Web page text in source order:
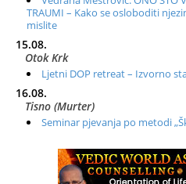
TRAUMI – Kako se osloboditi
mislite
15.08.
Otok Krk
Ljetni DOP retreat – Izvorno
16.08.
Tisno (Murter)
Seminar pjevanja po metodi
Radionica: Pomagači iz